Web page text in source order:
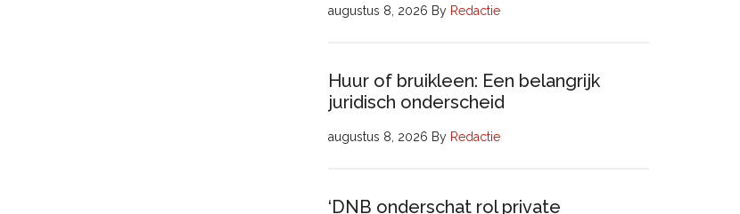
augustus 8, 2026 By Redactie
Huur of bruikleen: Een belangrijk
juridisch onderscheid
augustus 8, 2026 By Redactie
‘DNB onderschat rol private